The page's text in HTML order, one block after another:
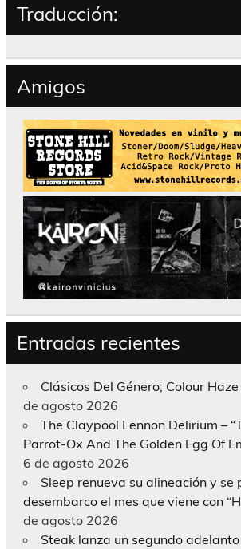
Traducción:
Amigos
Entradas recientes
Clásicos Del Género; Colour Haze
de agosto 2026
The Claypool Lennon Delirium –
Parrot-Ox And The Golden Egg Of
6 de agosto 2026
Sleep renueva su alineación y
desembarco el mes que viene con
de agosto 2026
Steak lanza un segundo